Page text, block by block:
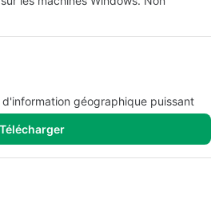
d'information géographique puissant
Télécharger